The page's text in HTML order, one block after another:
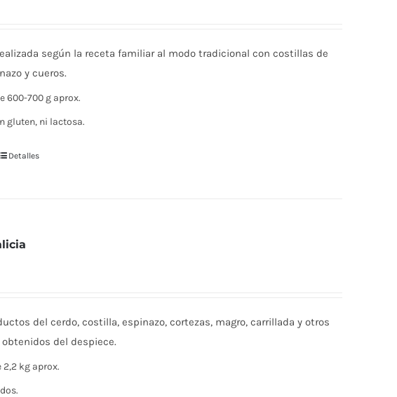
según la receta familiar al modo tradicional con costillas de
y cueros.
600-700 g aprox.
gluten, ni lactosa.
Detalles
del cerdo, costilla, espinazo, cortezas, magro, carrillada y otros
del despiece.
2,2 kg aprox.